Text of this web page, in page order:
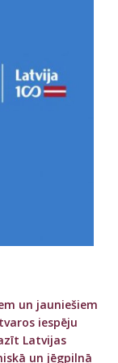
un jauniešiem
iespēju
Latvijas
un jēgpilnā